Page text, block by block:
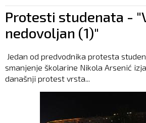
Protesti studenata -
nedovoljan (1)"
Jedan od predvodnika protesta
smanjenje školarine Nikola Arsenić
današnji protest vrsta...